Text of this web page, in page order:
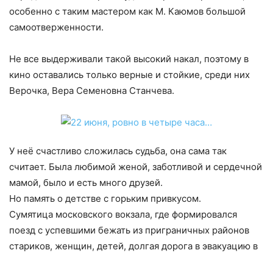
особенно с таким мастером как М. Каюмов большой
самоотверженности.
Не все выдерживали такой высокий накал, поэтому в
кино оставались только верные и стойкие, среди них
Верочка, Вера Семеновна Станчева.
У неё счастливо сложилась судьба, она сама так
считает. Была любимой женой, заботливой и сердечной
мамой, было и есть много друзей.
Но память о детстве с горьким привкусом.
Сумятица московского вокзала, где формировался
поезд с успевшими бежать из приграничных районов
стариков, женщин, детей, долгая дорога в эвакуацию в